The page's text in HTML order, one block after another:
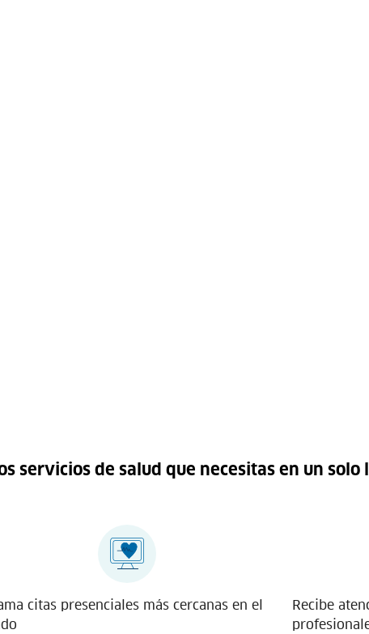
servicios de salud que necesitas en un solo
citas presenciales más cercanas en el
Recibe